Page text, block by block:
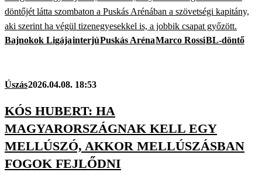
döntőjét látta szombaton a Puskás Arénában a szövetségi kapitány,
aki szerint ha végül tizenegyesekkel is, a jobbik csapat győzött.
Bajnokok LigájainterjúPuskás ArénaMarco RossiBL-döntő
Úszás2026.04.08. 18:53
KÓS HUBERT: HA
MAGYARORSZÁGNAK KELL EGY
MELLÚSZÓ, AKKOR MELLÚSZÁSBAN
FOGOK FEJLŐDNI